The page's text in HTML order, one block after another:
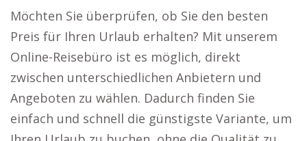
Möchten Sie überprüfen, ob Sie den besten
Preis für Ihren Urlaub erhalten? Mit unserem
Online-Reisebüro ist es möglich, direkt
zwischen unterschiedlichen Anbietern und
Angeboten zu wählen. Dadurch finden Sie
einfach und schnell die günstigste Variante, um